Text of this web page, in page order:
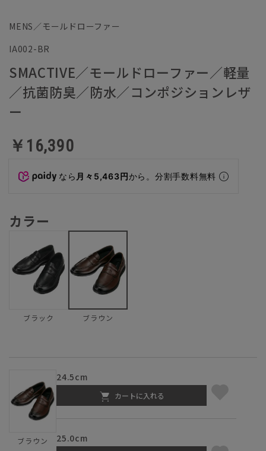
MENS／モールドローファー
IA002-BR
SMACTIVE／モールドローファー／軽量
／抗菌防臭／防水／コンポジションレザ
ー
￥16,390
なら 月々5,463円から。分割手数料無料
カラー
ブラック ブラウン
ブラウン
24.5cm
カートに入れる
25.0cm